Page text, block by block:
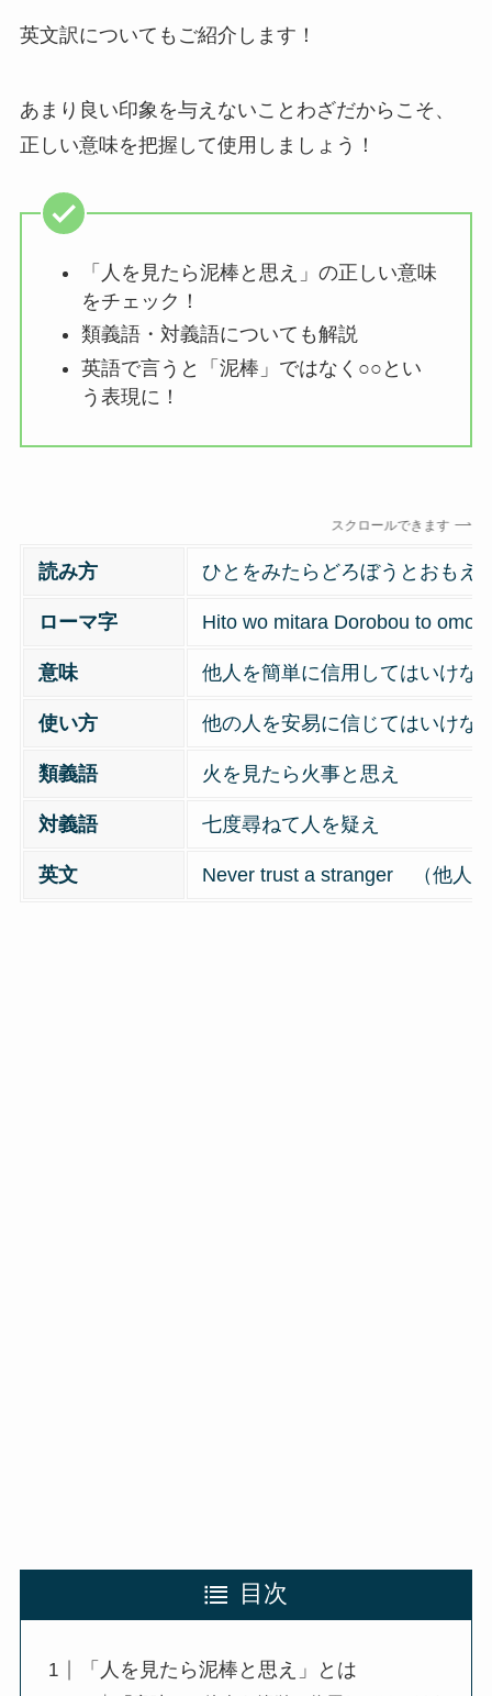
英文訳についてもご紹介します！
あまり良い印象を与えないことわざだからこそ、
正しい意味を把握して使用しましょう！
「人を見たら泥棒と思え」の正しい意味
をチェック！
類義語・対義語についても解説
英語で言うと「泥棒」ではなく○○とい
う表現に！
スクロールできます
読み方 ひとをみたらどろぼうとおもえ
ローマ字 Hito wo mitara Dorobou to omoe
意味 他人を簡単に信用してはいけな
使い方 他の人を安易に信じてはいけな
類義語 火を見たら火事と思え
対義語 七度尋ねて人を疑え
英文 Never trust a stranger （他人
目次
「人を見たら泥棒と思え」とは